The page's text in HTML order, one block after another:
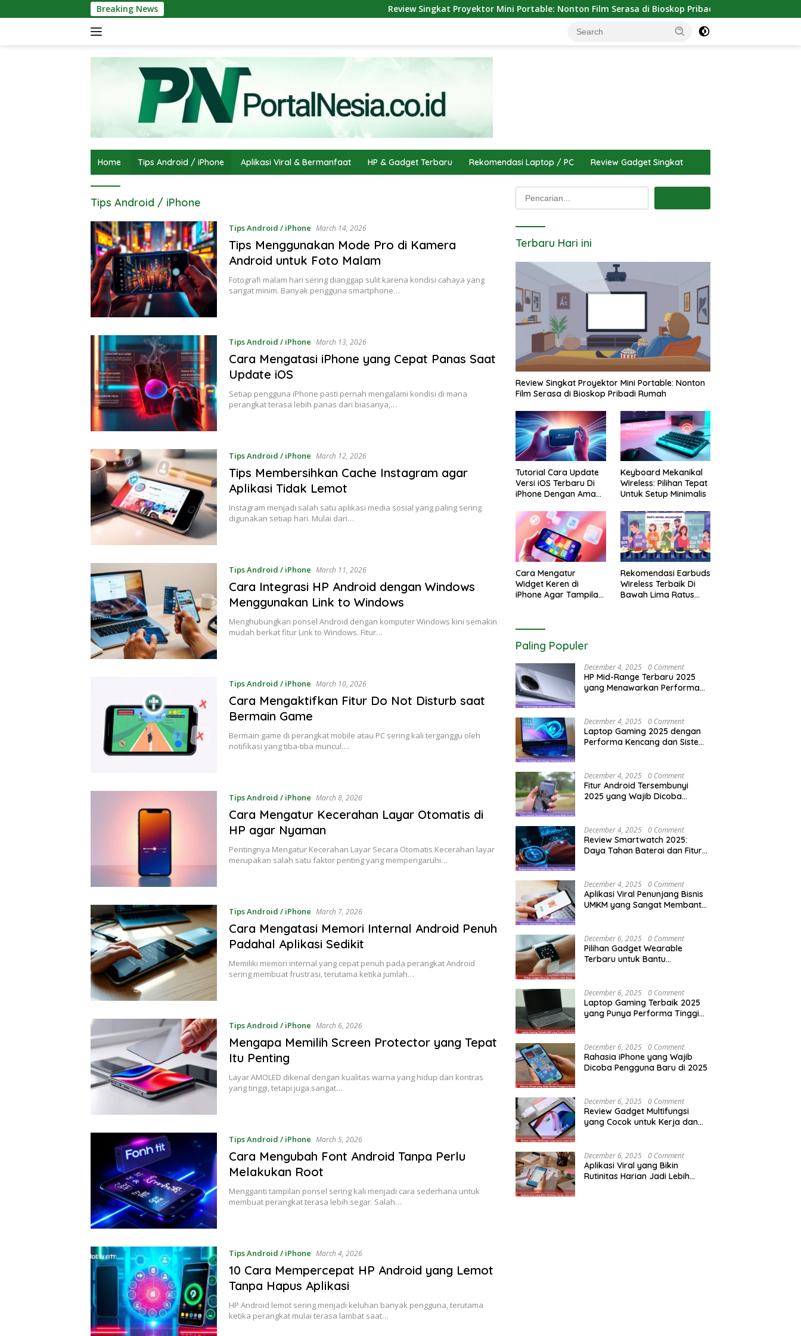
to
Breaking News Review Singkat Proyektor Mini Portable: Nonton Film Serasa di Bioskop Pribadi Rumah
Home Tips Android / iPhone Aplikasi Viral & Bermanfaat HP & Gadget Terbaru Rekomendasi Laptop / PC Review Gadget Singkat
Tips Android / iPhone
Tips Android / iPhone March 14, 2026
Tips Menggunakan Mode Pro di Kamera
Android untuk Foto Malam
Fotografi malam hari sering dianggap sulit karena kondisi cahaya yang
sangat minim. Banyak pengguna smartphone…
Tips Android / iPhone March 13, 2026
Cara Mengatasi iPhone yang Cepat Panas Saat
Update iOS
Setiap pengguna iPhone pasti pernah mengalami kondisi di mana
perangkat terasa lebih panas dari biasanya,…
Tips Android / iPhone March 12, 2026
Tips Membersihkan Cache Instagram agar
Aplikasi Tidak Lemot
Instagram menjadi salah satu aplikasi media sosial yang paling sering
digunakan setiap hari. Mulai dari…
Tips Android / iPhone March 11, 2026
Cara Integrasi HP Android dengan Windows
Menggunakan Link to Windows
Menghubungkan ponsel Android dengan komputer Windows kini semakin
mudah berkat fitur Link to Windows. Fitur…
Tips Android / iPhone March 10, 2026
Cara Mengaktifkan Fitur Do Not Disturb saat
Bermain Game
Bermain game di perangkat mobile atau PC sering kali terganggu oleh
notifikasi yang tiba-tiba muncul….
Tips Android / iPhone March 8, 2026
Cara Mengatur Kecerahan Layar Otomatis di
HP agar Nyaman
Pentingnya Mengatur Kecerahan Layar Secara Otomatis Kecerahan layar
merupakan salah satu faktor penting yang mempengaruhi…
Tips Android / iPhone March 7, 2026
Cara Mengatasi Memori Internal Android Penuh
Padahal Aplikasi Sedikit
Memiliki memori internal yang cepat penuh pada perangkat Android
sering membuat frustrasi, terutama ketika jumlah…
Tips Android / iPhone March 6, 2026
Mengapa Memilih Screen Protector yang Tepat
Itu Penting
Layar AMOLED dikenal dengan kualitas warna yang hidup dan kontras
yang tinggi, tetapi juga sangat…
Tips Android / iPhone March 5, 2026
Cara Mengubah Font Android Tanpa Perlu
Melakukan Root
Mengganti tampilan ponsel sering kali menjadi cara sederhana untuk
membuat perangkat terasa lebih segar. Salah…
Tips Android / iPhone March 4, 2026
10 Cara Mempercepat HP Android yang Lemot
Tanpa Hapus Aplikasi
HP Android lemot sering menjadi keluhan banyak pengguna, terutama
ketika perangkat mulai terasa lambat saat…
Pencarian
Terbaru Hari ini
Review Singkat Proyektor Mini Portable: Nonton
Film Serasa di Bioskop Pribadi Rumah
Tutorial Cara Update
Versi iOS Terbaru Di
iPhone Dengan Aman
Keyboard Mekanikal
Wireless: Pilihan Tepat
Untuk Setup Minimalis
Cara Mengatur
Widget Keren di
iPhone Agar Tampilan
Rekomendasi Earbuds
Wireless Terbaik Di
Bawah Lima Ratus
Paling Populer
December 4, 2025 0 Comment
HP Mid-Range Terbaru 2025
yang Menawarkan Performa
December 4, 2025 0 Comment
Laptop Gaming 2025 dengan
Performa Kencang dan Sistem
December 4, 2025 0 Comment
Fitur Android Tersembunyi
2025 yang Wajib Dicoba
December 4, 2025 0 Comment
Review Smartwatch 2025:
Daya Tahan Baterai dan Fitur
December 4, 2025 0 Comment
Aplikasi Viral Penunjang Bisnis
UMKM yang Sangat Membantu
December 6, 2025 0 Comment
Pilihan Gadget Wearable
Terbaru untuk Bantu
December 6, 2025 0 Comment
Laptop Gaming Terbaik 2025
yang Punya Performa Tinggi
December 6, 2025 0 Comment
Rahasia iPhone yang Wajib
Dicoba Pengguna Baru di 2025
December 6, 2025 0 Comment
Review Gadget Multifungsi
yang Cocok untuk Kerja dan
December 6, 2025 0 Comment
Aplikasi Viral yang Bikin
Rutinitas Harian Jadi Lebih